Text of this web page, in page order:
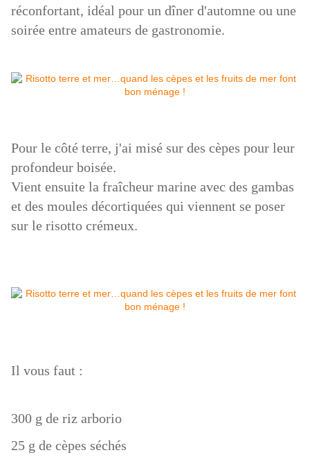
réconfortant, idéal pour un dîner d'automne ou une
soirée entre amateurs de gastronomie.
Pour le côté terre, j'ai misé sur des cèpes pour leur
profondeur boisée.
Vient ensuite la fraîcheur marine avec des gambas
et des moules décortiquées qui viennent se poser
sur le risotto crémeux.
Il vous faut :
300 g de riz arborio
25 g de cèpes séchés